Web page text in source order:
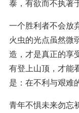
泰，有欲而不执著
一个胜利者不会放
火虫的光点虽然微
造，才是真正的享
有登上山顶，才能
是：在不利与艰难
青年不惧未来勿忘